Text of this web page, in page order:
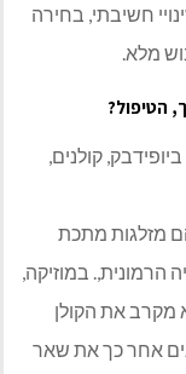
חשיבתי, בחירה
מלא.
הטיפול?
קולנים,
מזלגות מתכת
הרמונית,. במוזיקה,
מקרב את הקולן
אחר כך את שאר